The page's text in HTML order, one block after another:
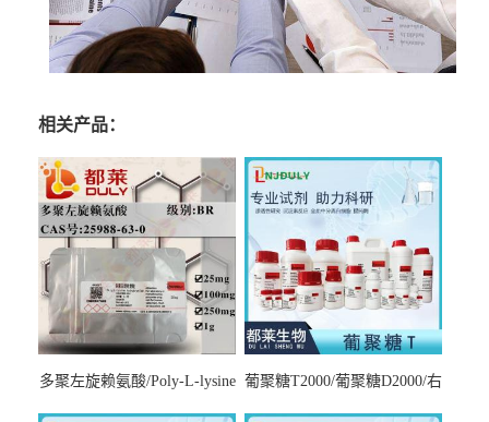
相关产品：
多聚左旋赖氨酸/Poly-L-lysine 葡聚糖T2000/葡聚糖D2000/右